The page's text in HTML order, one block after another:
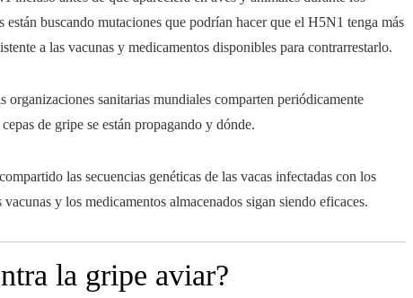
buscando mutaciones que podrían hacer que el H5N1 tenga más
a las vacunas y medicamentos disponibles para contrarrestarlo.
sanitarias mundiales comparten periódicamente
de gripe se están propagando y dónde.
las secuencias genéticas de las vacas infectadas con los
y los medicamentos almacenados sigan siendo eficaces.
la gripe aviar?